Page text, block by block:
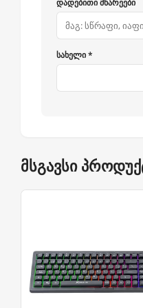
დადებითი მხარეები
სახელი *
მსგავსი